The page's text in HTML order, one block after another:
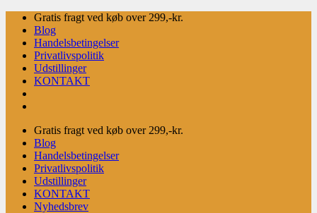
Fortsæt
indhold
Gratis fragt ved køb over 299,-kr.
Blog
Handelsbetingelser
Privatlivspolitik
Udstillinger
KONTAKT
Gratis fragt ved køb over 299,-kr.
Blog
Handelsbetingelser
Privatlivspolitik
Udstillinger
KONTAKT
Nyhedsbrev